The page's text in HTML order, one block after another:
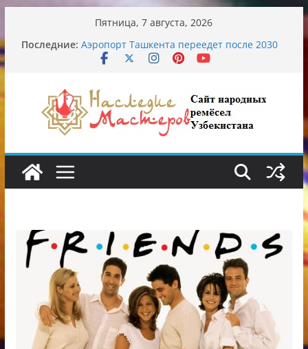
к
содержимому
Пятница, 7 августа, 2026
Последние:
Узбекские традиционные узоры:
символика и происхождение
Аэропорт Ташкента переедет после 2030
Опасная диета Алины Загитовой
От знахарей до университетских клиник
Обрушение на одном из ключевых
перекрёстков Ташкента: перекрыт